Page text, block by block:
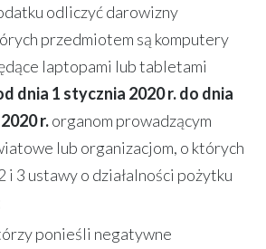
odliczyć darowizny
przedmiotem są komputery
laptopami lub tabletami
dnia 1 stycznia 2020 r. do dnia
r.organom prowadzącym
lub organizacjom, o których
i 3 ustawy o działalności pożytku
ponieśli negatywne